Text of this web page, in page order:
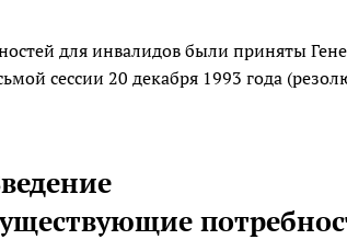
для инвалидов были приняты
сессии 20 декабря 1993 года